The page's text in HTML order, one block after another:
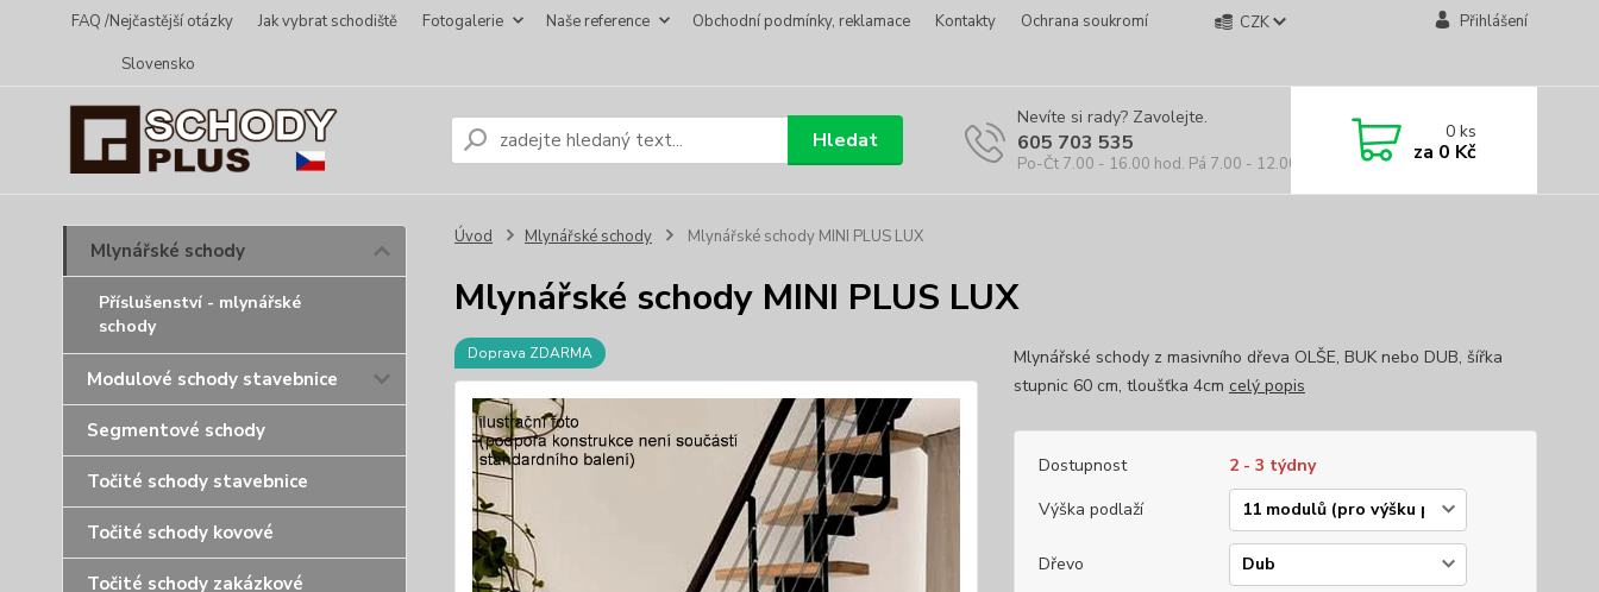
FAQ /Nejčastější otázky Jak vybrat schodiště Fotogalerie Naše reference Obchodní podmínky, reklamace Kontakty
Ochrana soukromí
Slovensko
CZK Přihlášení
Hledat
Nevíte si rady? Zavolejte.
605 703 535
Po-Čt 7.00 - 16.00 hod. Pá 7.00 - 12.00 hod.
0ks
za 0 Kč
Mlynářské schody
Příslušenství - mlynářské
schody
Modulové schody stavebnice
Segmentové schody
Točité schody stavebnice
Točité schody kovové
Točité schody zakázkové
Úvod Mlynářské schody Mlynářské schody MINI PLUS LUX
Mlynářské schody MINI PLUS LUX
Doprava ZDARMA
Mlynářské schody z masivního dřeva OLŠE, BUK nebo DUB, šířka
stupnic 60 cm, tloušťka 4cm celý popis
Dostupnost
2 - 3 týdny
Výška podlaží
Dřevo